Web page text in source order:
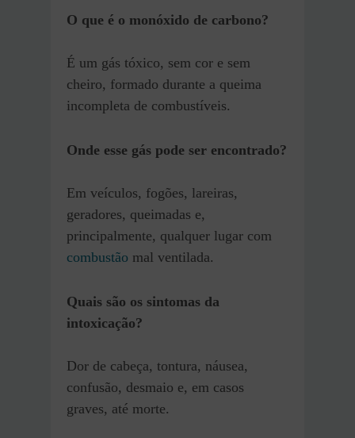
O que é o monóxido de carbono?
É um gás tóxico, sem cor e sem
cheiro, formado durante a queima
incompleta de combustíveis.
Onde esse gás pode ser encontrado?
Em veículos, fogões, lareiras,
geradores, queimadas e,
principalmente, qualquer lugar com
combustão mal ventilada.
Quais são os sintomas da
intoxicação?
Dor de cabeça, tontura, náusea,
confusão, desmaio e, em casos
graves, até morte.